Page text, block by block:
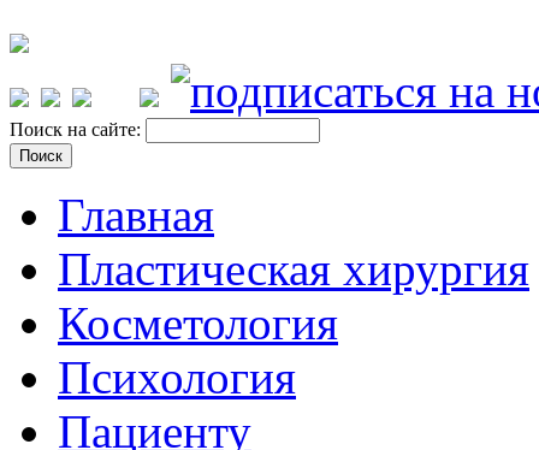
Поиск на сайте:
Главная
Пластическая хирургия
Косметология
Психология
Пациенту